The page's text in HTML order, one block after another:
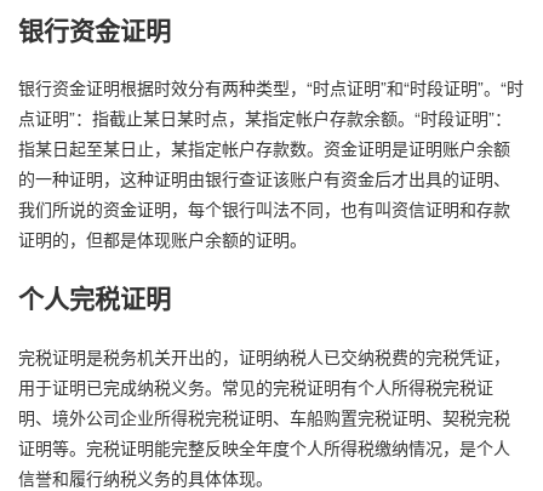
银行资金证明
银行资金证明根据时效分有两种类型，“时点证明”和“时段证明”。“时
点证明”：指截止某日某时点，某指定帐户存款余额。“时段证明”：
指某日起至某日止，某指定帐户存款数。资金证明是证明账户余额
的一种证明，这种证明由银行查证该账户有资金后才出具的证明、
我们所说的资金证明，每个银行叫法不同，也有叫资信证明和存款
证明的，但都是体现账户余额的证明。
个人完税证明
完税证明是税务机关开出的，证明纳税人已交纳税费的完税凭证，
用于证明已完成纳税义务。常见的完税证明有个人所得税完税证
明、境外公司企业所得税完税证明、车船购置完税证明、契税完税
证明等。完税证明能完整反映全年度个人所得税缴纳情况，是个人
信誉和履行纳税义务的具体体现。